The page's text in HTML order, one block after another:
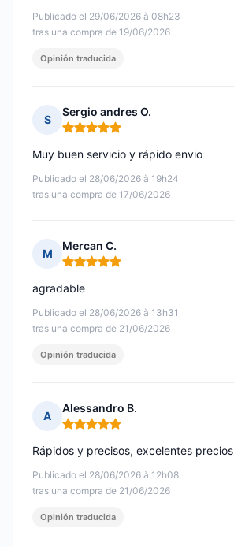
Publicado el 29/06/2026 à 08h23
tras una compra de 19/06/2026
Opinión traducida
S
Sergio andres O.
Nota: 5 de 5
Publicado el 28/06/2026 à 19h24
tras una compra de 17/06/2026
Muy buen servicio y rápido envio
M
Mercan C.
Nota: 5 de 5
Publicado el 28/06/2026 à 13h31
tras una compra de 21/06/2026
agradable
Opinión traducida
A
Alessandro B.
Nota: 5 de 5
Publicado el 28/06/2026 à 12h08
tras una compra de 21/06/2026
Rápidos y precisos, excelentes precios
Opinión traducida